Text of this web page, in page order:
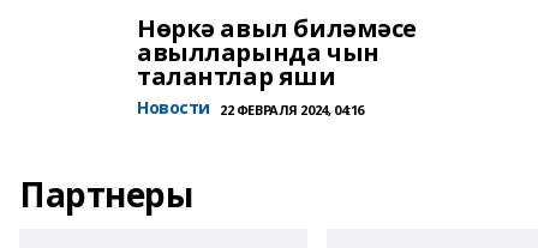
Нөркә авыл биләмәсе
авылларында чын
талантлар яши
Новости 22 ФЕВРАЛЯ 2024, 04:16
Партнеры